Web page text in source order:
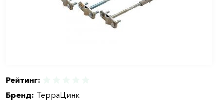
Рейтинг:
Бренд: ТерраЦинк